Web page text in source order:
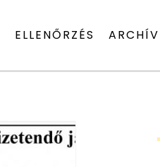
ELLENŐRZÉS ARCHÍV